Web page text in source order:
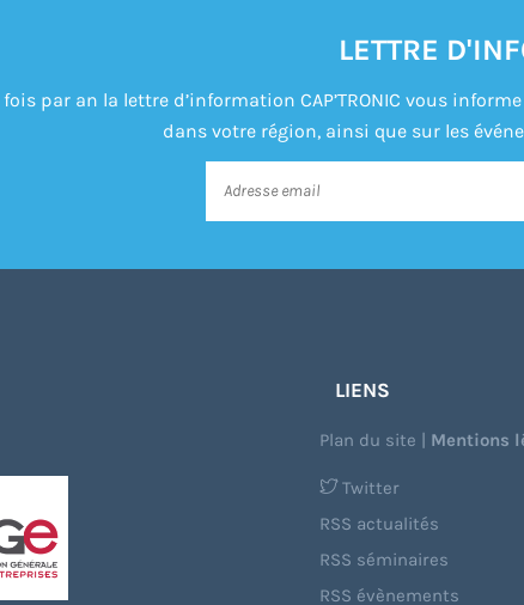
LETTRE
fois par an la lettre d’information CAP’TRONIC vous
dans votre région, ainsi que sur les
LIENS
Plan du site | Mentions
Twitter
RSS actualités
RSS séminaires
RSS évènements